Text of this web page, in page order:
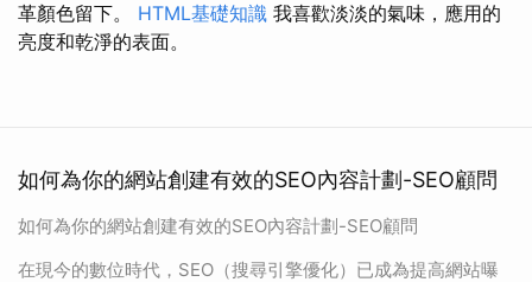
革顏色留下。 HTML基礎知識 我喜歡淡淡的氣味，應用的
亮度和乾淨的表面。
如何為你的網站創建有效的SEO內容計劃-SEO顧問
如何為你的網站創建有效的SEO內容計劃-SEO顧問
在現今的數位時代，SEO（搜尋引擎優化）已成為提高網站曝